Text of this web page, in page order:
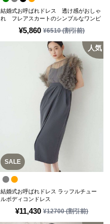
¥5,860 ¥6510(割引前)
結婚式お呼ばれドレス 透け感がおしゃ
れ フレアスカートのシンプルなワンピ
SALE
人気
¥11,430 ¥12700(割引前)
結婚式お呼ばれドレス ラッフルチュー
ルボディコンドレス